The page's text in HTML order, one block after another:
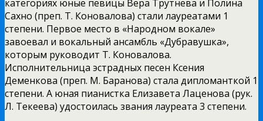
категориях юные певицы Вера Трутнева и Полина
Сахно (преп. Т. Коновалова) стали лауреатами 1
степени. Первое место в «Народном вокале»
завоевал и вокальный ансамбль «Дубравушка»,
которым руководит Т. Коновалова.
Исполнительница эстрадных песен Ксения
Деменкова (преп. М. Баранова) стала дипломанткой 1
степени. А юная пианистка Елизавета Лаценова (рук.
Л. Текеева) удостоилась звания лауреата 3 степени.